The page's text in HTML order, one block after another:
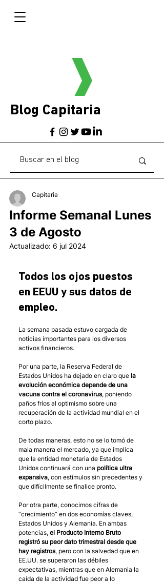
Blog Capitaria
Informe Semanal Lunes
3 de Agosto
Capitaria
Actualizado: 6 jul 2024
Todos los ojos puestos
en EEUU y sus datos de
empleo.
La semana pasada estuvo cargada de
noticias importantes para los diversos
activos financieros.
Por una parte, la Reserva Federal de
Estados Unidos ha dejado en claro que la
evolución económica depende de una
vacuna contra el coronavirus, poniendo
paños fríos al optimismo sobre una
recuperación de la actividad mundial en el
corto plazo.
De todas maneras, esto no se lo tomó de
mala manera el mercado, ya que implica
que la entidad monetaria de Estados
Unidos continuará con una política ultra
expansiva, con estímulos sin precedentes y
que difícilmente se finalice pronto.
Por otra parte, conocimos cifras de
“crecimiento” en dos economías claves,
Estados Unidos y Alemania. En ambas
potencias, el Producto Interno Bruto
registró su peor dato trimestral desde que
hay registros, pero con la salvedad que en
EE.UU. se superaron las débiles
expectativas, mientras que en Alemania la
caída de la actividad fue peor a lo